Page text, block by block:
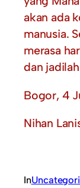
akan ada
manusia.
merasa
dan
Bogor, 4
Nihan
In